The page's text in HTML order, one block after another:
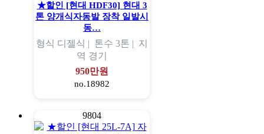
★할인 [현대 HDF30] 현대 3
톤 양개식자동발 장착 일발시
동…
형식 디젤식 | 톤수 3톤 | 지
역 경기
950만원
no.18982
9804